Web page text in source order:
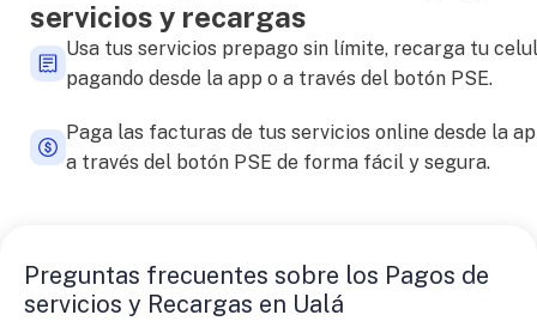
servicios y recargas
Usa tus servicios prepago sin límite, recarga tu
pagando desde la app o a través del botón PSE.
Paga las facturas de tus servicios online desde la
a través del botón PSE de forma fácil y segura.
Preguntas frecuentes sobre los Pagos de
servicios y Recargas en Ualá